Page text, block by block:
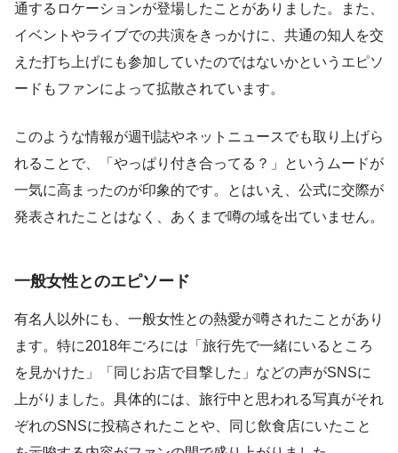
通するロケーションが登場したことがありました。また、
イベントやライブでの共演をきっかけに、共通の知人を交
えた打ち上げにも参加していたのではないかというエピソ
ードもファンによって拡散されています。
このような情報が週刊誌やネットニュースでも取り上げら
れることで、「やっぱり付き合ってる？」というムードが
一気に高まったのが印象的です。とはいえ、公式に交際が
発表されたことはなく、あくまで噂の域を出ていません。
一般女性とのエピソード
有名人以外にも、一般女性との熱愛が噂されたことがあり
ます。特に2018年ごろには「旅行先で一緒にいるところ
を見かけた」「同じお店で目撃した」などの声がSNSに
上がりました。具体的には、旅行中と思われる写真がそれ
ぞれのSNSに投稿されたことや、同じ飲食店にいたこと